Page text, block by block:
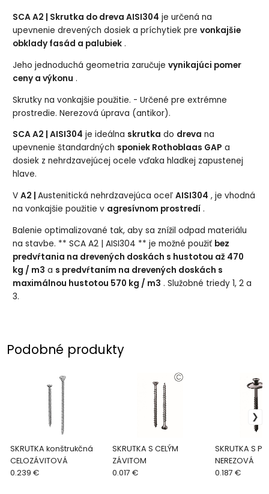
SCA A2 | Skrutka do drevaAISI304 je určená na
upevnenie drevených dosiek a príchytiek prevonkajšie
obklady fasád a palubiek .
Jeho jednoduchá geometria zaručujevynikajúci pomer
ceny a výkonu .
Skrutky na vonkajšie použitie. - Určené pre extrémne
prostredie. Nerezová úprava (antikor).
SCA A2 | AISI304 je ideálna skrutka do dreva na
upevnenie štandardných sponiek Rothoblaas GAP a
dosiek z nehrdzavejúcej ocele vďaka hladkej zapustenej
hlave.
VA2 |Austenitická nehrdzavejúca oceľAISI304 , je vhodná
na vonkajšie použitie v agresívnom prostredí .
Balenie optimalizované tak, aby sa znížil odpad materiálu
na stavbe. ** SCA A2 | AISI304 ** je možné použiť bez
predvŕtania na drevených doskách s hustotou až 470
kg / m3 a s predvŕtaním na drevených doskách s
maximálnou hustotou 570 kg / m3 . Služobné triedy 1, 2 a
3.
Podobné produkty
SKRUTKA konštrukčná
CELOZÁVITOVÁ
0.239 €
SKRUTKA S CELÝM
ZÁVITOM
0.017 €
SKRUTKA S
NEREZOVÁ
0.187 €